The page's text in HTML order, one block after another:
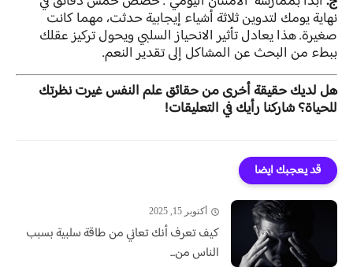
نهاية يومك لتدوين ثلاثة أشياء إيجابية حدثت، مهما كانت
صغيرة. هذا يعادل تأثير الانحياز السلبي ويحول تركيز عقلك
ببطء من البحث عن المشاكل إلى تقدير النعم.
هل لديك حقيقة أخرى من حقائق علم النفس غيرت نظرتك
للحياة؟ شاركنا رأيك في التعليقات!
قد يعجبك ايضا
أكتوبر 15, 2025
كيف تعرف أنك تعاني من طاقة سلبية بسبب
الناس من...